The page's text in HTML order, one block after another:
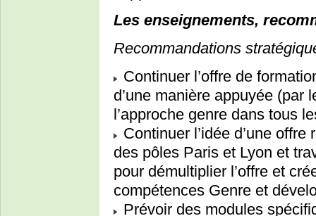
Les enseignements,
Recommandations
Continuer l’offre de
d’une manière appuyée (par
l’approche genre dans tous
Continuer l’idée d’une
des pôles Paris et Lyon et
pour démultiplier l’offre et
compétences Genre et
Prévoir des modules